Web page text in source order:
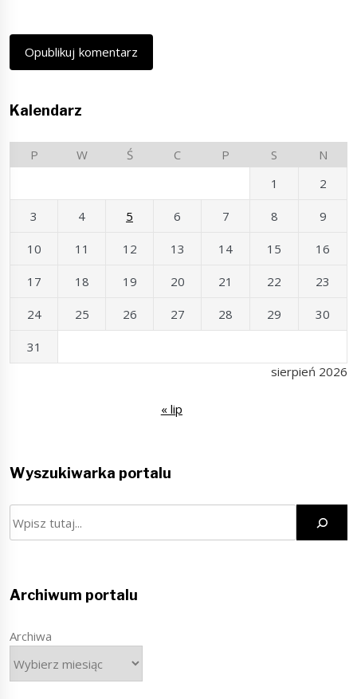
Kalendarz
sierpień 2026
P W Ś C P S
N
1
2
3 4 5 6 7 8 9
10 11 12 13 14 15 16
17 18 19 20 21 22 23
24 25 26 27 28 29 30
31
« lip
Wyszukiwarka portalu
Archiwum portalu
Archiwa